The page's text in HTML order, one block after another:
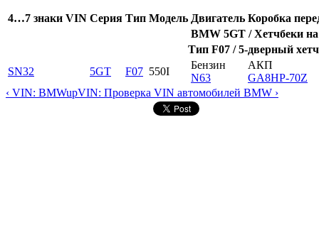
4…7 знаки VIN Серия Тип Модель Двигатель Коробка
BMW 5GT / Хетчбеки на
Тип F07 / 5-дверный
SN32
5GT F07 550I
Бензин
N63
АКП
GA8HP-70Z
‹ VIN: BMWupVIN: Проверка VIN автомобилей BMW ›